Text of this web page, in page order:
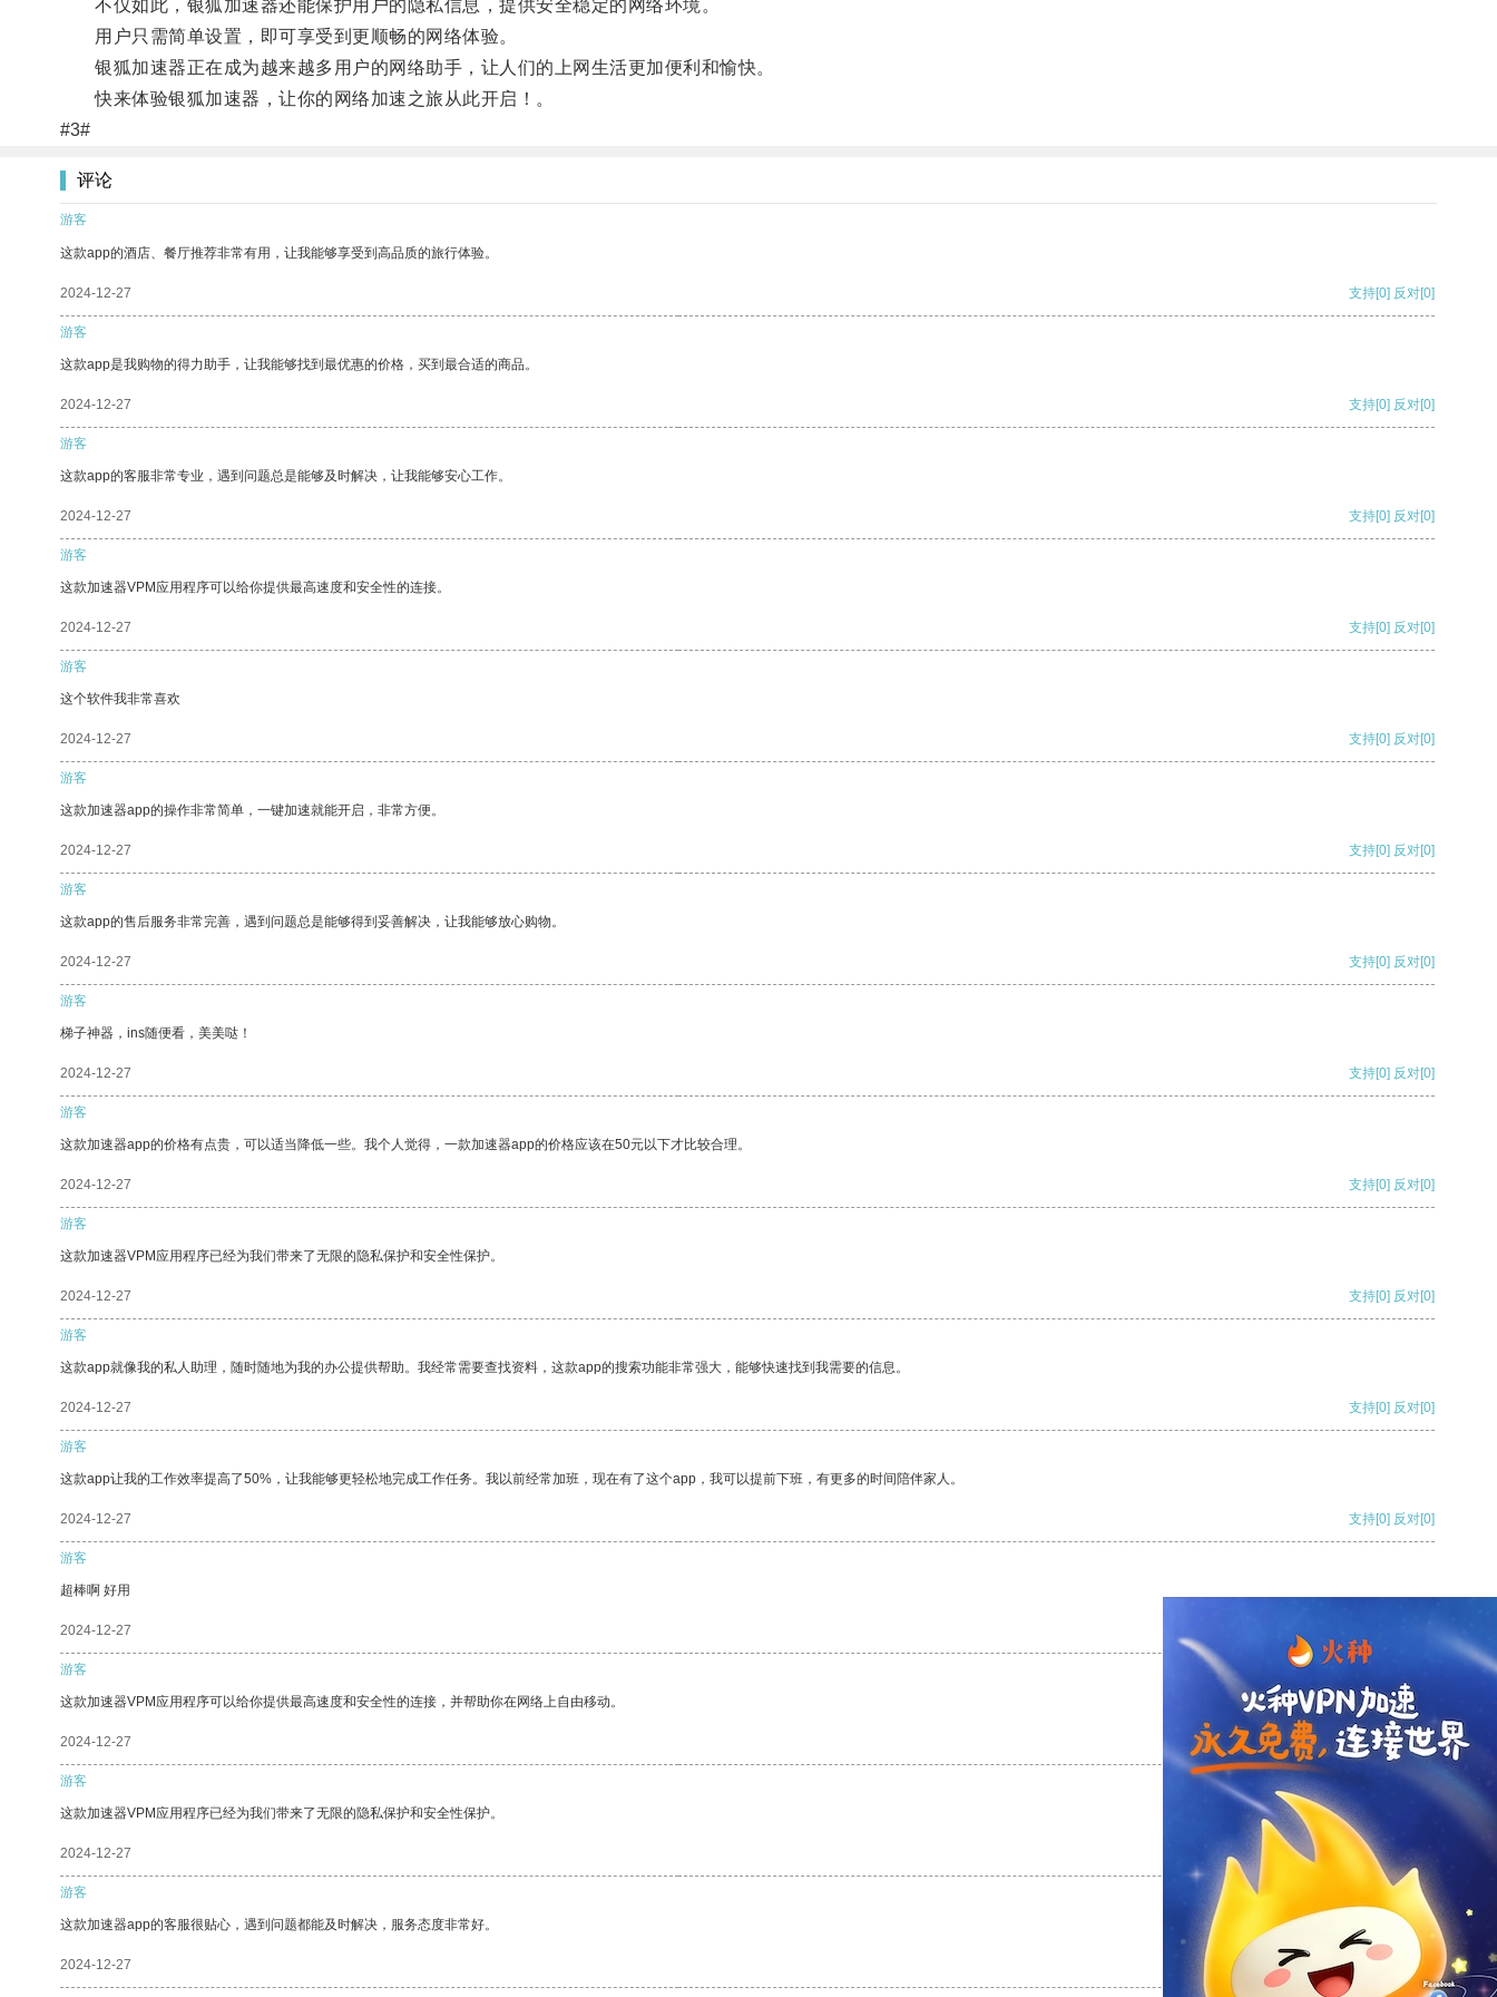
不仅如此，银狐加速器还能保护用户的隐私信息，提供安全稳定的网络环境。
用户只需简单设置，即可享受到更顺畅的网络体验。
银狐加速器正在成为越来越多用户的网络助手，让人们的上网生活更加便利和愉快。
快来体验银狐加速器，让你的网络加速之旅从此开启！。
#3#
评论
游客
这款app的酒店、餐厅推荐非常有用，让我能够享受到高品质的旅行体验。
2024-12-27 支持[0] 反对[0]
游客
这款app是我购物的得力助手，让我能够找到最优惠的价格，买到最合适的商品。
2024-12-27 支持[0] 反对[0]
游客
这款app的客服非常专业，遇到问题总是能够及时解决，让我能够安心工作。
2024-12-27 支持[0] 反对[0]
游客
这款加速器VPM应用程序可以给你提供最高速度和安全性的连接。
2024-12-27 支持[0] 反对[0]
游客
这个软件我非常喜欢
2024-12-27 支持[0] 反对[0]
游客
这款加速器app的操作非常简单，一键加速就能开启，非常方便。
2024-12-27 支持[0] 反对[0]
游客
这款app的售后服务非常完善，遇到问题总是能够得到妥善解决，让我能够放心购物。
2024-12-27 支持[0] 反对[0]
游客
梯子神器，ins随便看，美美哒！
2024-12-27 支持[0] 反对[0]
游客
这款加速器app的价格有点贵，可以适当降低一些。我个人觉得，一款加速器app的价格应该在50元以下才比较合理。
2024-12-27 支持[0] 反对[0]
游客
这款加速器VPM应用程序已经为我们带来了无限的隐私保护和安全性保护。
2024-12-27 支持[0] 反对[0]
游客
这款app就像我的私人助理，随时随地为我的办公提供帮助。我经常需要查找资料，这款app的搜索功能非常强大，能够快速找到我需要的信息。
2024-12-27 支持[0] 反对[0]
游客
这款app让我的工作效率提高了50%，让我能够更轻松地完成工作任务。我以前经常加班，现在有了这个app，我可以提前下班，有更多的时间陪伴家人。
2024-12-27 支持[0] 反对[0]
游客
超棒啊 好用
2024-12-27
游客
这款加速器VPM应用程序可以给你提供最高速度和安全性的连接，并帮助你在网络上自由移动。
2024-12-27 支持 [0] 反对[0]
游客
这款加速器VPM应用程序已经为我们带来了无限的隐私保护和安全性保护。
2024-12-27 支持[0] 反对
游客
这款加速器app的客服很贴心，遇到问题都能及时解决，服务态度非常好。
2024-12-27 支持[0] 反对[0]